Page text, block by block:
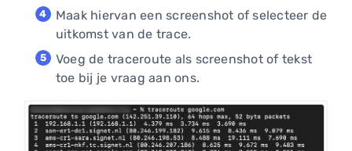
Maak hiervan een screenshot of selecteer de
uitkomst van de trace.
Voeg de traceroute als screenshot of tekst
toe bij je vraag aan ons.